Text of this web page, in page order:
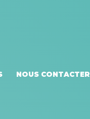
NOUS CONTACTER